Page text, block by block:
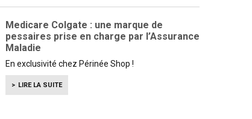
Medicare Colgate : une marque de
pessaires prise en charge par l’Assurance
Maladie
En exclusivité chez Périnée Shop !
LIRE LA SUITE